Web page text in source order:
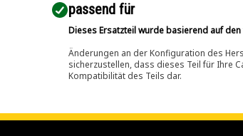
passend für​
Dieses Ersatzteil wurde basierend auf
Änderungen an der Konfiguration des
sicherzustellen, dass dieses Teil für Ihre
Kompatibilität des Teils dar.